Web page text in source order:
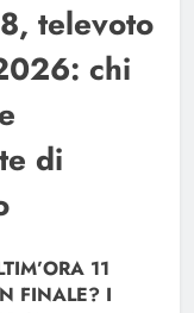
televoto
chi
di
11
FINALE? I